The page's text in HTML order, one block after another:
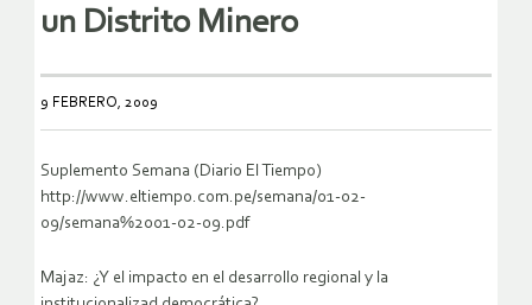
un Distrito Minero
9 FEBRERO, 2009
Suplemento Semana (Diario El Tiempo)
http://www.eltiempo.com.pe/semana/01-02-
09/semana%2001-02-09.pdf
Majaz: ¿Y el impacto en el desarrollo regional y la